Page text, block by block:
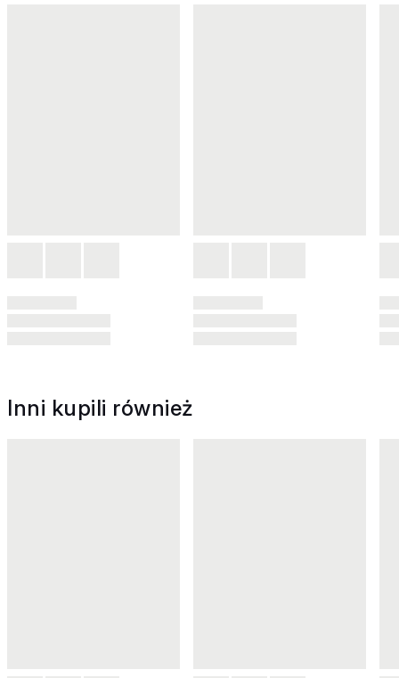
Inni kupili również